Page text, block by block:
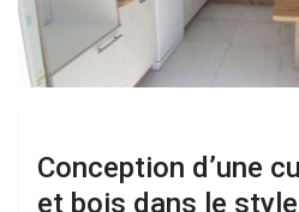
Conception d’une
et bois dans le